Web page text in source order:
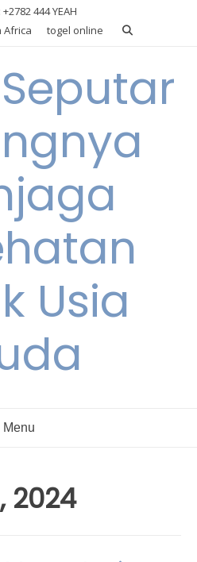
444 YEAH
Africa
togel online
Usia
Menu
2024